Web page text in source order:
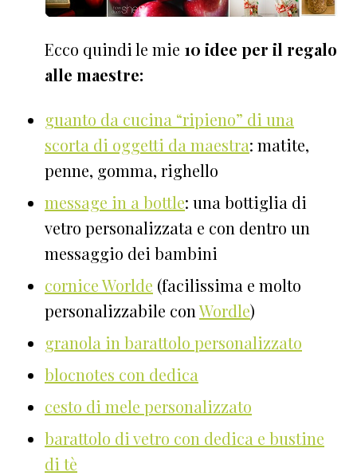
Ecco quindi le mie 10 idee per il regalo
alle maestre:
guanto da cucina “ripieno” di una
scorta di oggetti da maestra: matite,
penne, gomma, righello
message in a bottle: una bottiglia di
vetro personalizzata e con dentro un
messaggio dei bambini
cornice Worlde (facilissima e molto
personalizzabile conWordle)
granola in barattolo personalizzato
blocnotes con dedica
cesto di mele personalizzato
barattolo di vetro con dedica e bustine
di tè